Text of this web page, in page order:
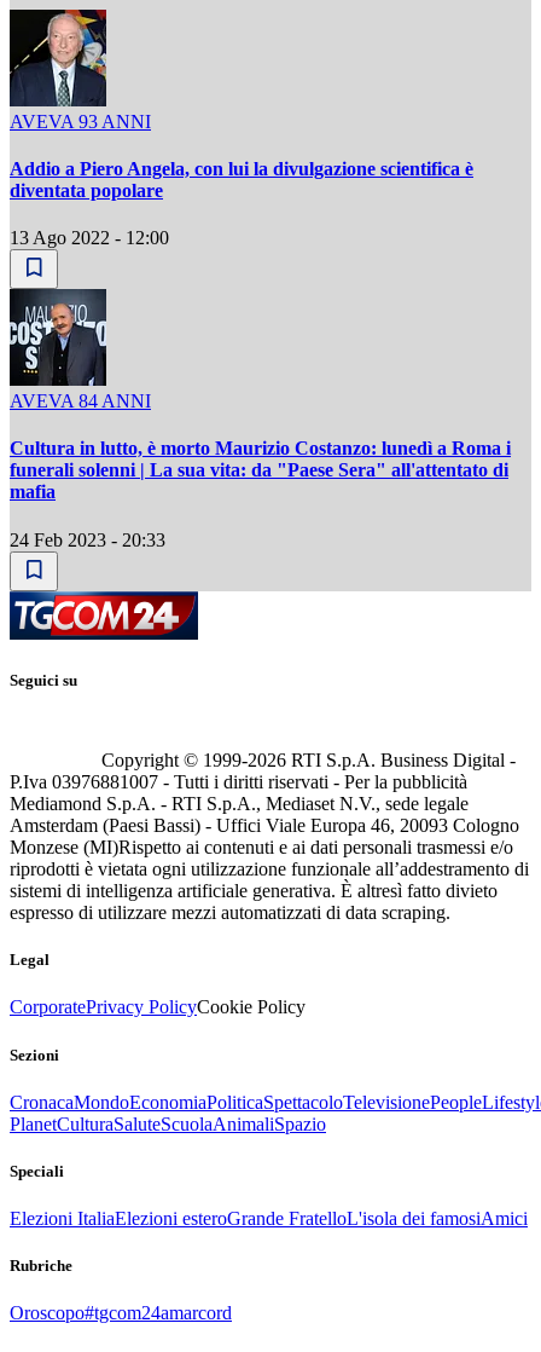
AVEVA 93 ANNI
Addio a Piero Angela, con lui la divulgazione scientifica è
diventata popolare
13 Ago 2022 - 12:00
AVEVA 84 ANNI
Cultura in lutto, è morto Maurizio Costanzo: lunedì a Roma i
funerali solenni | La sua vita: da "Paese Sera" all'attentato di
mafia
24 Feb 2023 - 20:33
Seguici su
Copyright © 1999-2026 RTI S.p.A. Business Digital -
P.Iva 03976881007 - Tutti i diritti riservati - Per la pubblicità
Mediamond S.p.A. - RTI S.p.A., Mediaset N.V., sede legale
Amsterdam (Paesi Bassi) - Uffici Viale Europa 46, 20093 Cologno
Monzese (MI)Rispetto ai contenuti e ai dati personali trasmessi e/o
riprodotti è vietata ogni utilizzazione funzionale all’addestramento di
sistemi di intelligenza artificiale generativa. È altresì fatto divieto
espresso di utilizzare mezzi automatizzati di data scraping.
Legal
CorporatePrivacy PolicyCookie Policy
Sezioni
CronacaMondoEconomiaPoliticaSpettacoloTelevisionePeople
PlanetCulturaSaluteScuolaAnimaliSpazio
Speciali
Elezioni ItaliaElezioni esteroGrande FratelloL'isola dei famosiAmici
Rubriche
Oroscopo#tgcom24amarcord